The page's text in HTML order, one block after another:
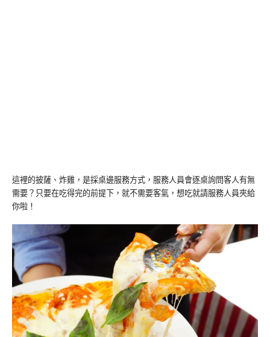
這裡的披薩、炸雞，是採桌邊服務方式，服務人員會逐桌詢問客人有無
需要？只要在吃得完的前提下，就不需要客氣，想吃就請服務人員夾給
你啦！